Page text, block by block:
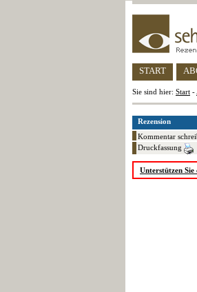
START
Sie sind hier: Start -
Rezension
Kommentar
Druckfassung
Unterstützen Sie